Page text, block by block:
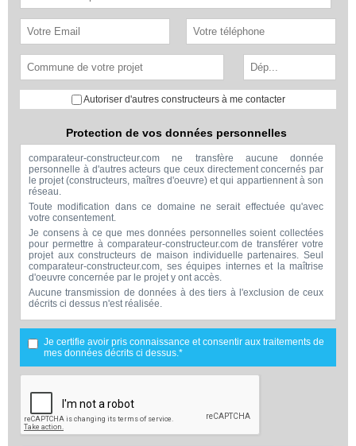
Autoriser d'autres constructeurs à me contacter
Protection de vos données personnelles
comparateur-constructeur.com ne transfère aucune donnée
personnelle à d'autres acteurs que ceux directement concernés par
le projet (constructeurs, maîtres d'oeuvre) et qui appartiennent à son
réseau.
Toute modification dans ce domaine ne serait effectuée qu'avec
votre consentement.
Je consens à ce que mes données personnelles soient collectées
pour permettre à comparateur-constructeur.com de transférer votre
projet aux constructeurs de maison individuelle partenaires. Seul
comparateur-constructeur.com, ses équipes internes et la maîtrise
d'oeuvre concernée par le projet y ont accès.
Aucune transmission de données à des tiers à l'exclusion de ceux
décrits ci dessus n'est réalisée.
Mes données téléphoniques seront uniquement utilisées par
comparateur-constructeur.com et la maîtrise d'ouvrage concernée
par votre projet dans le cadre de la qualification et du suivi de mon
projet.
Les données sont conservées pendant une durée de 18 mois
courant à partir des derniers contacts effectifs entre comparateur-
membre de la maîtrise d'oeuvre en rapport avec ce projet et qui
serait en relation avec comparateur-constructeur sur ce projet.
Conformément à la loi « informatique et libertés », vous pouvez
exercer votre droit d'accès aux données vous concernant et les faire
Je certifie avoir pris connaissance et consentir aux traitements de
mes données décrits ci dessus.*